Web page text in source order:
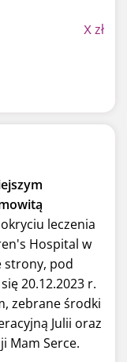
Xzł
leczenia
Hospital w
strony, pod
20.12.2023 r.
zebrane środki
Julii oraz
Mam Serce.